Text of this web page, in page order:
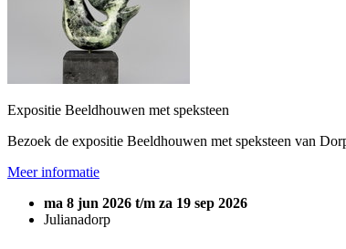
Expositie Beeldhouwen met speksteen
Bezoek de expositie Beeldhouwen met speksteen van
Meer informatie
ma 8 jun 2026 t/m za 19 sep 2026
Julianadorp